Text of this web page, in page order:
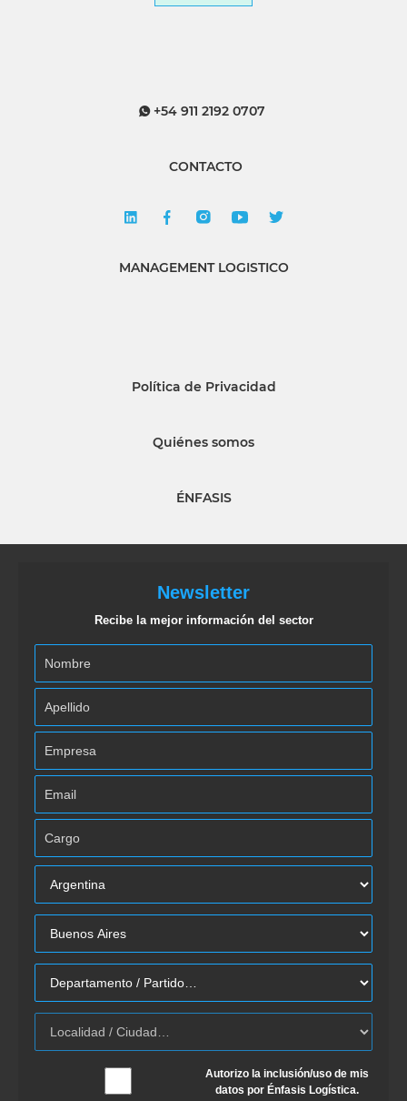
+54 911 2192 0707
CONTACTO
MANAGEMENT LOGISTICO
Política de Privacidad
Quiénes somos
ÉNFASIS
Newsletter
Recibe la mejor información del sector
Autorizo la inclusión/uso de mis
datos por Énfasis Logística.